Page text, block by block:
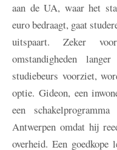
aan de UA, waar het
euro bedraagt, gaat
uitspaart. Zeker
omstandigheden
studiebeurs voorziet,
optie. Gideon, een
een
Antwerpen omdat hij
overheid. Een